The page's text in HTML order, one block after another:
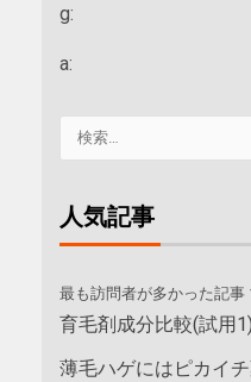
g:
a:
人気記事
最も訪問者が多かった記事
育毛剤成分比較(試用1)
薄毛ハゲにはピカイ